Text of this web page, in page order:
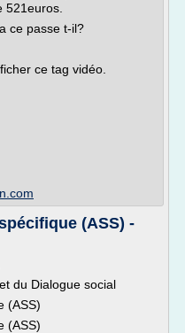
521euros.
ce passe t-il?
ce tag vidéo.
(ASS) -
du Dialogue social
(ASS)
(ASS)